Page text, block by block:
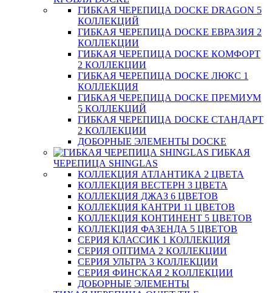
ГИБКАЯ ЧЕРЕПИЦА DOCKE DRAGON 5
КОЛЛЕКЦИЙ
ГИБКАЯ ЧЕРЕПИЦА DOCKE ЕВРАЗИЯ 2
КОЛЛЕКЦИИ
ГИБКАЯ ЧЕРЕПИЦА DOCKE КОМФОРТ
2 КОЛЛЕКЦИИ
ГИБКАЯ ЧЕРЕПИЦА DOCKE ЛЮКС 1
КОЛЛЕКЦИЯ
ГИБКАЯ ЧЕРЕПИЦА DOCKE ПРЕМИУМ
5 КОЛЛЕКЦИЙ
ГИБКАЯ ЧЕРЕПИЦА DOCKE СТАНДАРТ
2 КОЛЛЕКЦИИ
ДОБОРНЫЕ ЭЛЕМЕНТЫ DOCKE
ГИБКАЯ
ЧЕРЕПИЦА SHINGLAS
КОЛЛЕКЦИЯ АТЛАНТИКА 2 ЦВЕТА
КОЛЛЕКЦИЯ ВЕСТЕРН 3 ЦВЕТА
КОЛЛЕКЦИЯ ДЖАЗ 6 ЦВЕТОВ
КОЛЛЕКЦИЯ КАНТРИ 11 ЦВЕТОВ
КОЛЛЕКЦИЯ КОНТИНЕНТ 5 ЦВЕТОВ
КОЛЛЕКЦИЯ ФАЗЕНДА 5 ЦВЕТОВ
СЕРИЯ КЛАССИК 1 КОЛЛЕКЦИЯ
СЕРИЯ ОПТИМА 2 КОЛЛЕКЦИИ
СЕРИЯ УЛЬТРА 3 КОЛЛЕКЦИИ
СЕРИЯ ФИНСКАЯ 2 КОЛЛЕКЦИИ
ДОБОРНЫЕ ЭЛЕМЕНТЫ